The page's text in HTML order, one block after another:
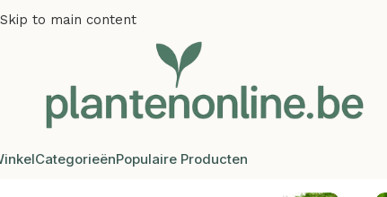
Skip to main content
CategorieënPopulaire Producten
Kunstplanten